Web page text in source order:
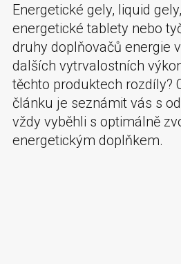
Energetické gely, liquid
energetické tablety nebo
druhy doplňovačů energie
dalších vytrvalostních
těchto produktech rozdíly?
článku je seznámit vás s
vždy vyběhli s optimálně
energetickým doplňkem.